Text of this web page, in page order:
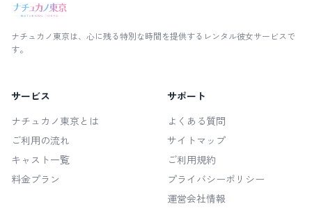
ナチュカノ東京は、心に残る特別な時間を提供するレンタル彼女サービスで
す。
サービス
ナチュカノ東京とは
ご利用の流れ
キャスト一覧
料金プラン
サポート
よくある質問
サイトマップ
ご利用規約
プライバシーポリシー
運営会社情報